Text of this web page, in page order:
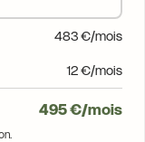
483 €/mois
12 €/mois
495 €/mois